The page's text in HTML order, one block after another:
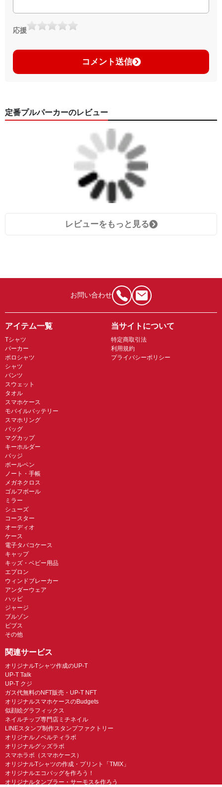
応援
コメント送信
定番プルパーカーのレビュー
レビューをもっと見る
お問い合わせ
アイテム一覧
Tシャツ
パーカー
ポロシャツ
シャツ
パンツ
スウェット
タオル
スマホケース
モバイルバッテリー
スマホリング
バッグ
マグカップ
キーホルダー
バッジ
ボールペン
ノート・手帳
メガネクロス
ゴルフボール
ミラー
シューズ
コースター
オーディオ
ケース
電子タバコケース
キャップ
キッズ・ベビー用品
エプロン
ウィンドブレーカー
アンダーウェア
ハッピ
ジャージ
ブルゾン
ビブス
その他
当サイトについて
特定商取引法
利用規約
プライバシーポリシー
関連サービス
オリジナルTシャツ作成のUP-T
UP-T Talk
UP-T クジ
ガス代無料のNFT販売・UP-T NFT
オリジナルスマホケースのBudgets
似顔絵グラフィックス
ネイルチップ専門店ミチネイル
LINEスタンプ制作スタンプファクトリー
オリジナルノベルティラボ
オリジナルグッズラボ
スマホラボ（スマホケース）
オリジナルTシャツの作成・プリント「TMIX」
オリジナルエコバッグを作ろう！
オリジナルタンブラー・サーモスを作ろう